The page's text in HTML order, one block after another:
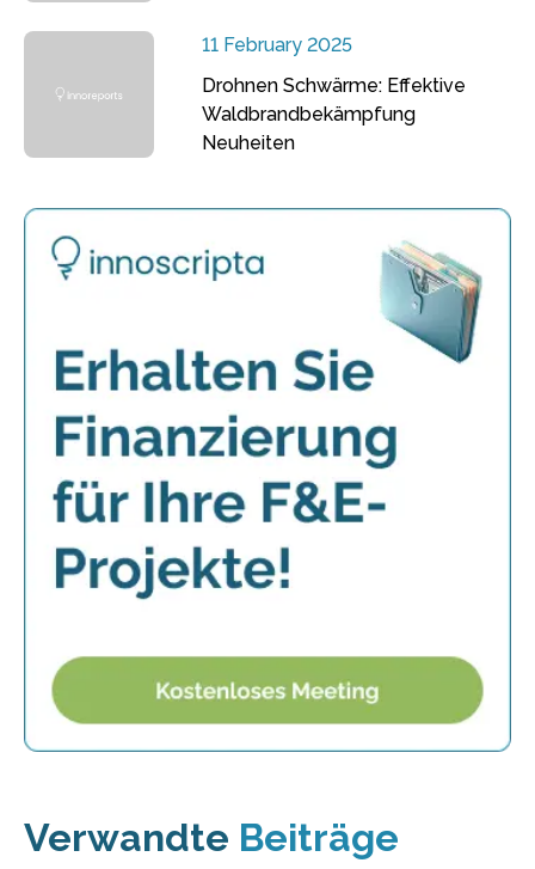
11 February 2025
Drohnen Schwärme: Effektive
Waldbrandbekämpfung
Neuheiten
Verwandte Beiträge